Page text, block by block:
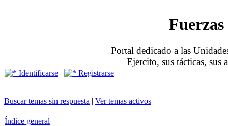
Portal dedicado a las
Ejercito, sus tácticas, sus
Identificarse Registrarse
Buscar temas sin respuesta | Ver temas activos
Índice general